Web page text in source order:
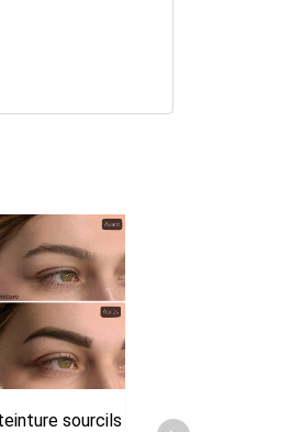
sourcils